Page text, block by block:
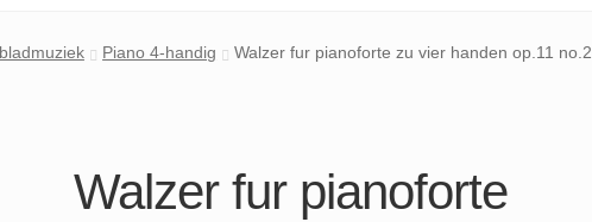
Piano 4-handig Walzer fur pianoforte zu vier handen op.11 no.2
Walzer fur pianoforte